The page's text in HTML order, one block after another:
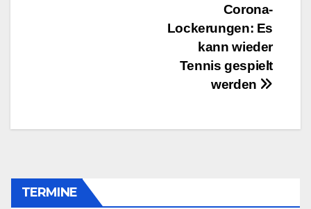
BeitragsnavigationCorona-
Lockerungen: Es
kann wieder
Tennis gespielt
werden
TERMINE